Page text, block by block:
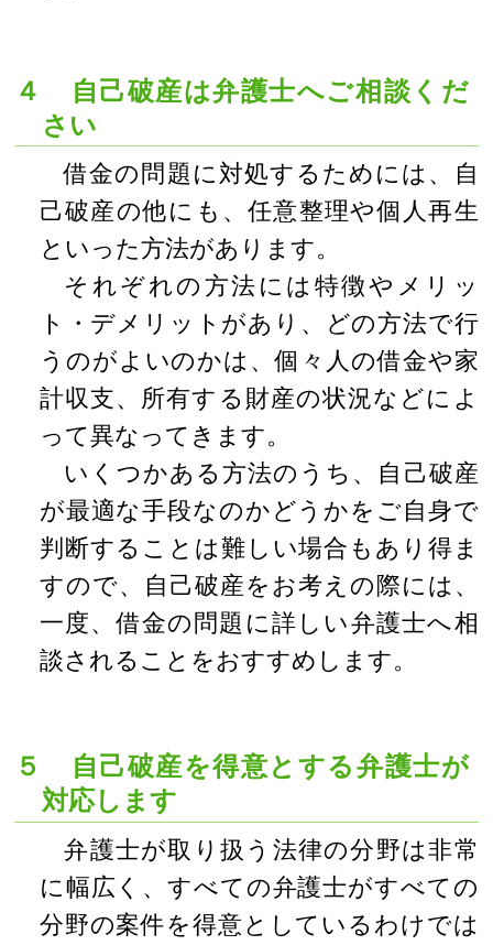
４ 自己破産は弁護士へご相談くだ
さい
借金の問題に対処するためには、自
己破産の他にも、任意整理や個人再生
といった方法があります。
それぞれの方法には特徴やメリッ
ト・デメリットがあり、どの方法で行
うのがよいのかは、個々人の借金や家
計収支、所有する財産の状況などによ
って異なってきます。
いくつかある方法のうち、自己破産
が最適な手段なのかどうかをご自身で
判断することは難しい場合もあり得ま
すので、自己破産をお考えの際には、
一度、借金の問題に詳しい弁護士へ相
談されることをおすすめします。
５ 自己破産を得意とする弁護士が
対応します
弁護士が取り扱う法律の分野は非常
に幅広く、すべての弁護士がすべての
分野の案件を得意としているわけでは